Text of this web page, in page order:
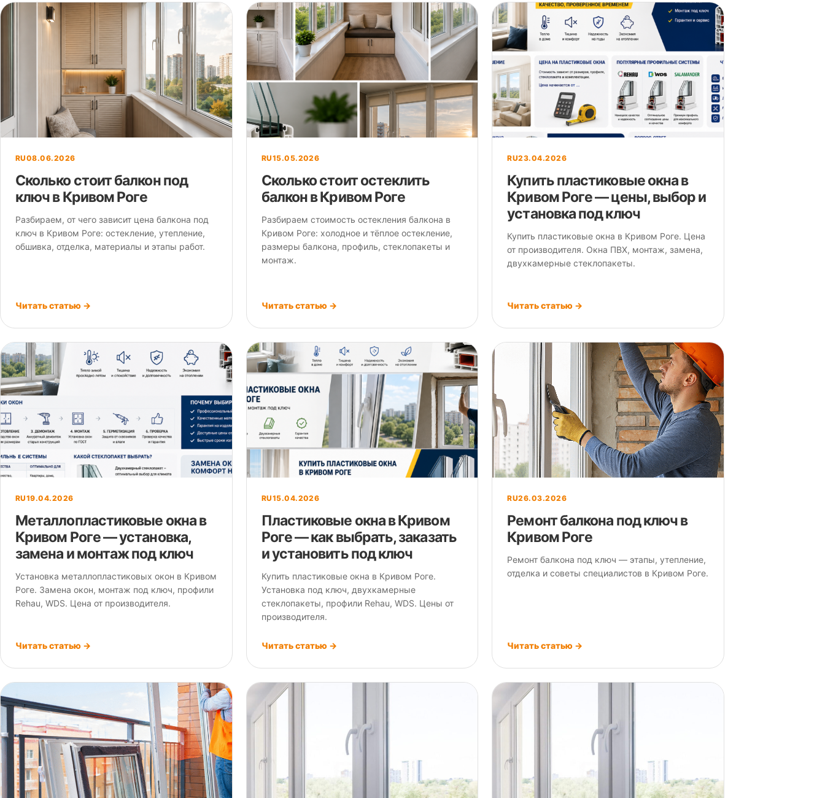
RU08.06.2026
Сколько стоит балкон под
ключ в Кривом Роге
Разбираем, от чего зависит цена балкона под
ключ в Кривом Роге: остекление, утепление,
обшивка, отделка, материалы и этапы работ.
Читать статью →
RU15.05.2026
Сколько стоит остеклить
балкон в Кривом Роге
Разбираем стоимость остекления балкона в
Кривом Роге: холодное и тёплое остекление,
размеры балкона, профиль, стеклопакеты и
монтаж.
Читать статью →
RU23.04.2026
Купить пластиковые окна в
Кривом Роге — цены, выбор и
установка под ключ
Купить пластиковые окна в Кривом Роге. Цена
от производителя. Окна ПВХ, монтаж, замена,
двухкамерные стеклопакеты.
Читать статью →
RU19.04.2026
Металлопластиковые окна в
Кривом Роге — установка,
замена и монтаж под ключ
Установка металлопластиковых окон в Кривом
Роге. Замена окон, монтаж под ключ, профили
Rehau, WDS. Цена от производителя.
Читать статью →
RU15.04.2026
Пластиковые окна в Кривом
Роге — как выбрать, заказать
и установить под ключ
Купить пластиковые окна в Кривом Роге.
Установка под ключ, двухкамерные
стеклопакеты, профили Rehau, WDS. Цены от
производителя.
Читать статью →
RU26.03.2026
Ремонт балкона под ключ в
Кривом Роге
Ремонт балкона под ключ — этапы, утепление,
отделка и советы специалистов в Кривом Роге.
Читать статью →